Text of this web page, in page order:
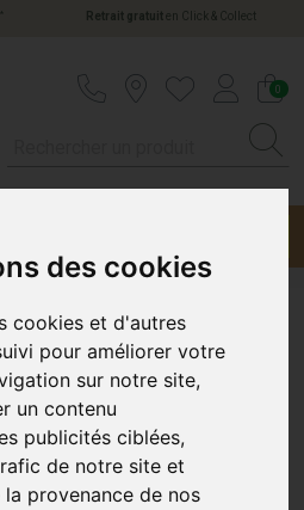
des cookies
cookies et d'autres
pour améliorer votre
sur notre site,
un contenu
publicités ciblées,
de notre site et
provenance de nos
* Retrait gratuiten Click & Collect
0
Pied
ml